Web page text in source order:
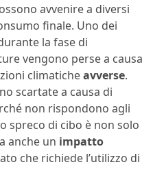
avvenire a diversi
finale. Uno dei
la fase di
vengono perse a causa
climaticheavverse.
scartate a causa di
non rispondono agli
spreco di cibo è non solo
anche un impatto
che richiede l’utilizzo di